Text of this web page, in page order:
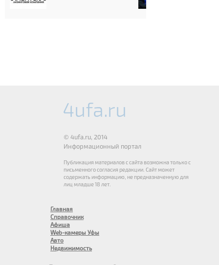
© 4ufa.ru, 2014
Информационный портал
Публикация материалов с сайта возможна только с
письменного согласия редакции. Сайт может
содержать информацию, не предназначенную для
лиц младше 18 лет.
Главная
Справочник
Афиша
Web-камеры Уфы
Авто
Недвижимость